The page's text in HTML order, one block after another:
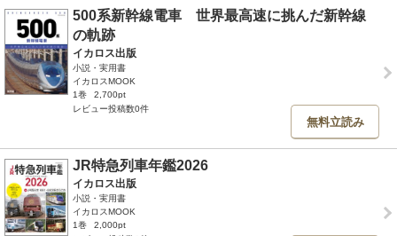
500系新幹線電車 世界最高速に挑んだ新幹線
の軌跡
イカロス出版
小説・実用書
イカロスMOOK
1巻
2,700pt
レビュー投稿数0件
無料立読み
JR特急列車年鑑2026
イカロス出版
小説・実用書
イカロスMOOK
1巻
2,000pt